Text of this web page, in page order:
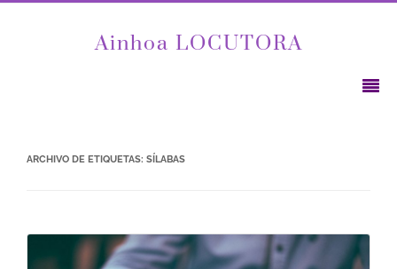
Ainhoa LOCUTORA
ARCHIVO DE ETIQUETAS: SÍLABAS